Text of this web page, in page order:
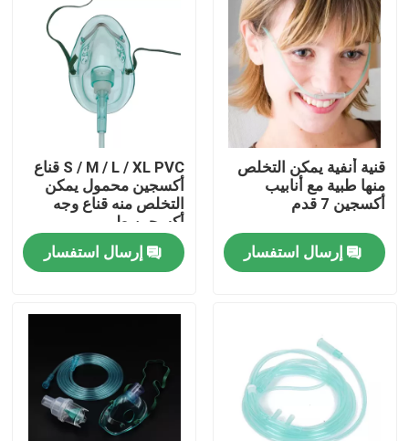
فيديوهات
حولنا
جولة في المصنع
مراقبة الجودة
اتصل بنا
قناع الأكسجين الطبي
قناع الأكسجين الفنتوري
قنية أنفية يمكن التخلص
منها طبية مع أنابيب
أكسجين 7 قدم
إرسال استفسار
S / M / L / XL PVC قناع
أكسجين محمول يمكن
التخلص منه قناع وجه
أكسجين طبي
إرسال استفسار